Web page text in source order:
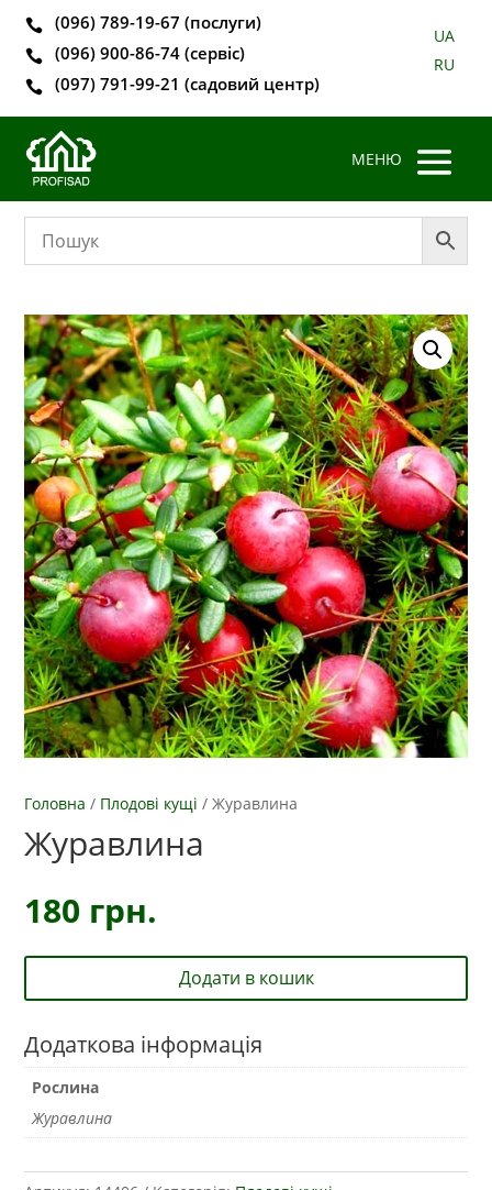
 (096) 789-19-67 (послуги)
 (096) 900-86-74 (сервіс)
 (097) 791-99-21 (садовий центр)
UA
RU
Головна / Плодові кущі /Журавлина
Журавлина
180 грн.
Додати в кошик
Додаткова інформація
Рослина
Журавлина